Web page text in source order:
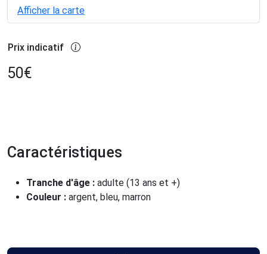
Afficher la carte
Prix indicatif
50€
Caractéristiques
Tranche d'âge : adulte (13 ans et +)
Couleur : argent, bleu, marron